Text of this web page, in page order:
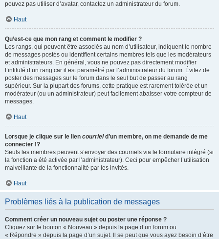
pouvez pas utiliser d’avatar, contactez un administrateur du forum.
Haut
Qu’est-ce que mon rang et comment le modifier ?
Les rangs, qui peuvent être associés au nom d’utilisateur, indiquent le nombre
de messages postés ou identifient certains membres tels que les modérateurs
et administrateurs. En général, vous ne pouvez pas directement modifier
l’intitulé d’un rang car il est paramétré par l’administrateur du forum. Évitez de
poster des messages sur le forum dans le seul but de passer au rang
supérieur. Sur la plupart des forums, cette pratique est rarement tolérée et un
modérateur (ou un administrateur) peut facilement abaisser votre compteur de
messages.
Haut
Lorsque je clique sur le lien courrield’un membre, on me demande de me
connecter !?
Seuls les membres peuvent s’envoyer des courriels via le formulaire intégré (si
la fonction a été activée par l’administrateur). Ceci pour empêcher l’utilisation
malveillante de la fonctionnalité par les invités.
Haut
Problèmes liés à la publication de messages
Comment créer un nouveau sujet ou poster une réponse ?
Cliquez sur le bouton « Nouveau » depuis la page d’un forum ou
« Répondre » depuis la page d’un sujet. Il se peut que vous ayez besoin d’être